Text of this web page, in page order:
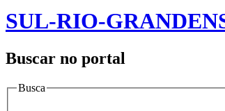
SUL-RIO-
Buscar no portal
Busca